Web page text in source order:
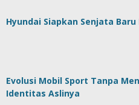
Hyundai Siapkan Senjata
Evolusi Mobil Sport Tanpa
Identitas Aslinya